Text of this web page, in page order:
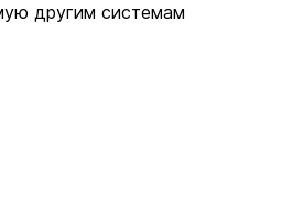
другим системам